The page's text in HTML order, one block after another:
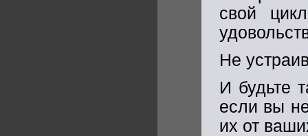
свой
Не
И будьте
если вы
их от